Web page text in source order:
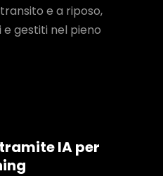
e a riposo,
gestiti nel pieno
IA per